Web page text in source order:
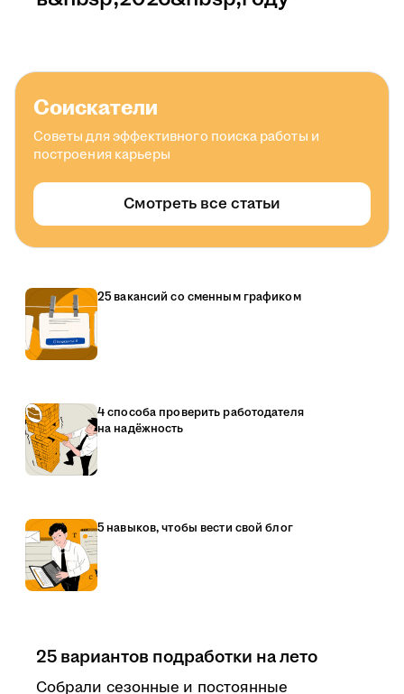
Соискатели
Советы для эффективного поиска работы и
построения карьеры
Смотреть все статьи
25 вакансий со сменным графиком
4 способа проверить работодателя
на надёжность
5 навыков, чтобы вести свой блог
25 вариантов подработки на лето
Собрали сезонные и постоянные